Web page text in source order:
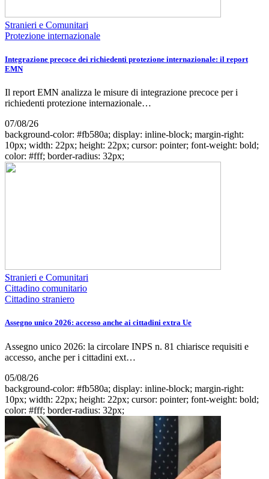
Stranieri e Comunitari
Protezione internazionale
Integrazione precoce dei richiedenti protezione internazionale: il report
EMN
Il report EMN analizza le misure di integrazione precoce per i
richiedenti protezione internazionale…
07/08/26
background-color: #fb580a; display: inline-block; margin-right:
10px; width: 22px; height: 22px; cursor: pointer; font-weight: bold;
color: #fff; border-radius: 32px;
Stranieri e Comunitari
Cittadino comunitario
Cittadino straniero
Assegno unico 2026: accesso anche ai cittadini extra Ue
Assegno unico 2026: la circolare INPS n. 81 chiarisce requisiti e
accesso, anche per i cittadini ext…
05/08/26
background-color: #fb580a; display: inline-block; margin-right:
10px; width: 22px; height: 22px; cursor: pointer; font-weight: bold;
color: #fff; border-radius: 32px;